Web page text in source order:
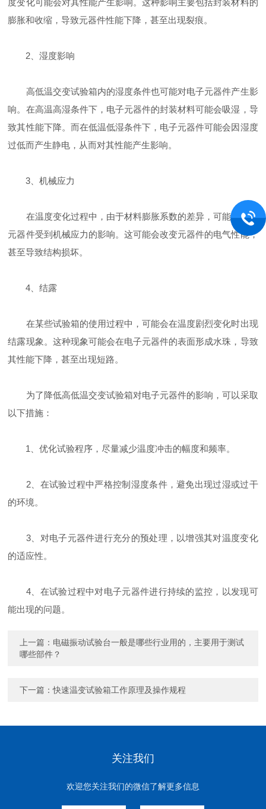
度变化可能会对其性能产生影响。这种影响主要包括封装材料的
膨胀和收缩，导致元器件性能下降，甚至出现裂痕。
2、湿度影响
高低温交变试验箱内的湿度条件也可能对电子元器件产生影
响。在高温高湿条件下，电子元器件的封装材料可能会吸湿，导
致其性能下降。而在低温低湿条件下，电子元器件可能会因湿度
过低而产生静电，从而对其性能产生影响。
3、机械应力
在温度变化过程中，由于材料膨胀系数的差异，可能会导致
元器件受到机械应力的影响。这可能会改变元器件的电气性能，
甚至导致结构损坏。
4、结露
在某些试验箱的使用过程中，可能会在温度剧烈变化时出现
结露现象。这种现象可能会在电子元器件的表面形成水珠，导致
其性能下降，甚至出现短路。
为了降低高低温交变试验箱对电子元器件的影响，可以采取
以下措施：
1、优化试验程序，尽量减少温度冲击的幅度和频率。
2、在试验过程中严格控制湿度条件，避免出现过湿或过干
的环境。
3、对电子元器件进行充分的预处理，以增强其对温度变化
的适应性。
4、在试验过程中对电子元器件进行持续的监控，以发现可
能出现的问题。
上一篇： 电磁振动试验台一般是哪些行业用的，主要用于测试
哪些部件？
下一篇：快速温变试验箱工作原理及操作规程
关注我们
欢迎您关注我们的微信了解更多信息